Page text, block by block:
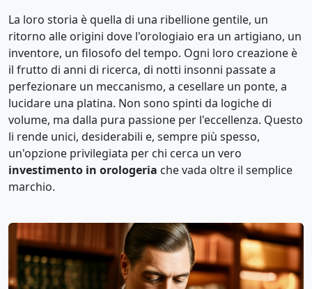
La loro storia è quella di una ribellione gentile, un
ritorno alle origini dove l'orologiaio era un artigiano, un
inventore, un filosofo del tempo. Ogni loro creazione è
il frutto di anni di ricerca, di notti insonni passate a
perfezionare un meccanismo, a cesellare un ponte, a
lucidare una platina. Non sono spinti da logiche di
volume, ma dalla pura passione per l'eccellenza. Questo
li rende unici, desiderabili e, sempre più spesso,
un'opzione privilegiata per chi cerca un vero
investimento in orologeria che vada oltre il semplice
marchio.